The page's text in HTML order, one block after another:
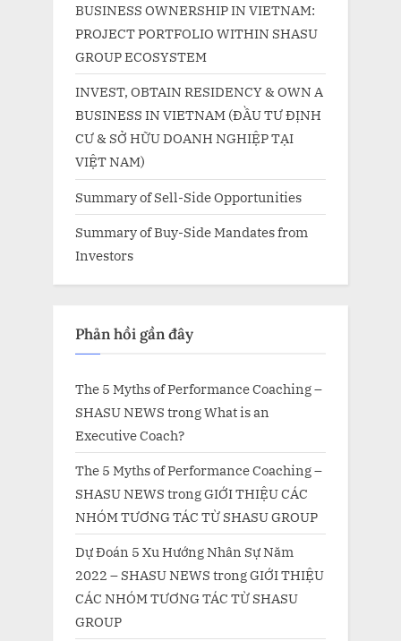
BUSINESS OWNERSHIP IN VIETNAM:
PROJECT PORTFOLIO WITHIN SHASU
GROUP ECOSYSTEM
INVEST, OBTAIN RESIDENCY & OWN A
BUSINESS IN VIETNAM (ĐẦU TƯ ĐỊNH
CƯ & SỞ HỮU DOANH NGHIỆP TẠI
VIỆT NAM)
Summary of Sell-Side Opportunities
Summary of Buy-Side Mandates from
Investors
Phản hồi gần đây
The 5 Myths of Performance Coaching –
SHASU NEWS trongWhat is an
Executive Coach?
The 5 Myths of Performance Coaching –
SHASU NEWS trongGIỚI THIỆU CÁC
NHÓM TƯƠNG TÁC TỪ SHASU GROUP
Dự Đoán 5 Xu Hướng Nhân Sự Năm
2022 – SHASU NEWS trongGIỚI THIỆU
CÁC NHÓM TƯƠNG TÁC TỪ SHASU
GROUP